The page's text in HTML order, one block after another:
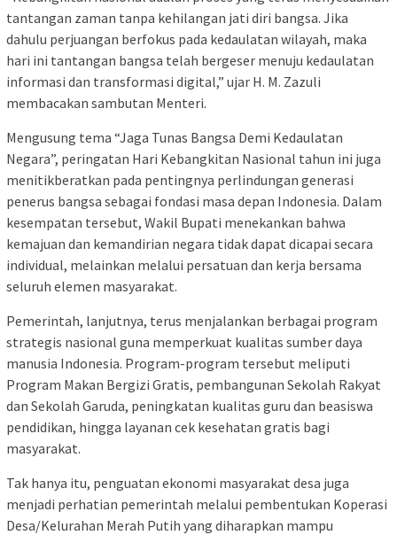
tantangan zaman tanpa kehilangan jati diri bangsa. Jika
dahulu perjuangan berfokus pada kedaulatan wilayah, maka
hari ini tantangan bangsa telah bergeser menuju kedaulatan
informasi dan transformasi digital,” ujar H. M. Zazuli
membacakan sambutan Menteri.
Mengusung tema “Jaga Tunas Bangsa Demi Kedaulatan
Negara”, peringatan Hari Kebangkitan Nasional tahun ini juga
menitikberatkan pada pentingnya perlindungan generasi
penerus bangsa sebagai fondasi masa depan Indonesia. Dalam
kesempatan tersebut, Wakil Bupati menekankan bahwa
kemajuan dan kemandirian negara tidak dapat dicapai secara
individual, melainkan melalui persatuan dan kerja bersama
seluruh elemen masyarakat.
Pemerintah, lanjutnya, terus menjalankan berbagai program
strategis nasional guna memperkuat kualitas sumber daya
manusia Indonesia. Program-program tersebut meliputi
Program Makan Bergizi Gratis, pembangunan Sekolah Rakyat
dan Sekolah Garuda, peningkatan kualitas guru dan beasiswa
pendidikan, hingga layanan cek kesehatan gratis bagi
masyarakat.
Tak hanya itu, penguatan ekonomi masyarakat desa juga
menjadi perhatian pemerintah melalui pembentukan Koperasi
Desa/Kelurahan Merah Putih yang diharapkan mampu